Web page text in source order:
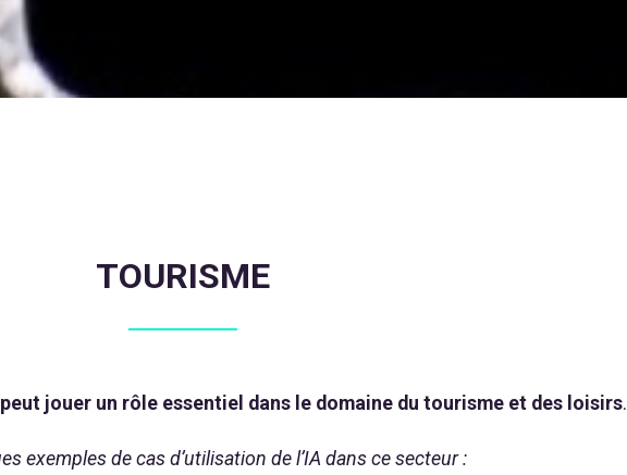
TOURISME
jouer un rôle essentiel dans le domaine du tourisme et des loisirs.
exemples de cas d’utilisation de l’IA dans ce secteur :